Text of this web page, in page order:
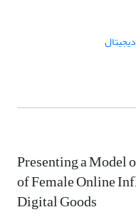
Presenting a Model
of Female Online
Digital Goods